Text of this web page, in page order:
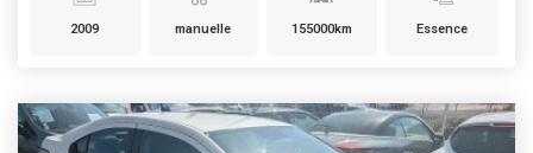
2009 manuelle 155000km Essence